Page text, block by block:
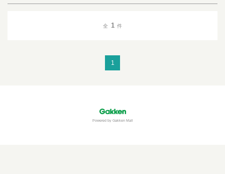
全 1 件
1
Powered by Gakken Mall